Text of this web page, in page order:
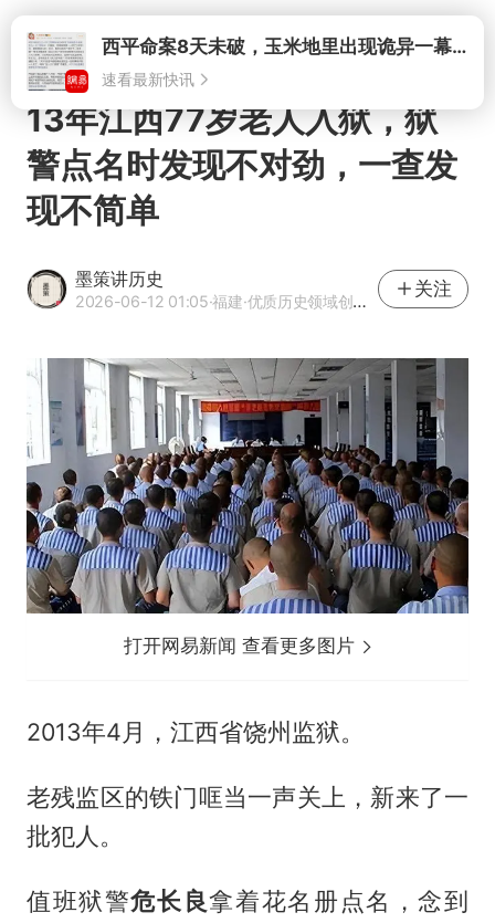
打开
13年江西77岁老人入狱，狱
警点名时发现不对劲，一查发
现不简单
墨策讲历史
2026-06-12 01:05·福建·优质历史领域创作者
关注
打开网易新闻 查看更多图片
2013年4月，江西省饶州监狱。
老残监区的铁门哐当一声关上，新来了一
批犯人。
值班狱警危长良拿着花名册点名，念到